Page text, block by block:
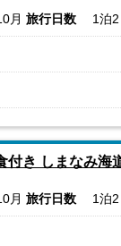
月 旅行日数 1泊2
付き しまなみ海
月 旅行日数 1泊2